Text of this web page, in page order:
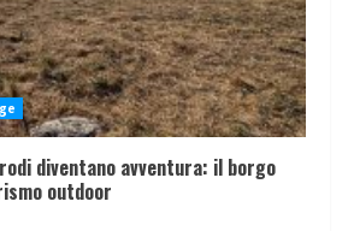
diventano avventura: il borgo
outdoor